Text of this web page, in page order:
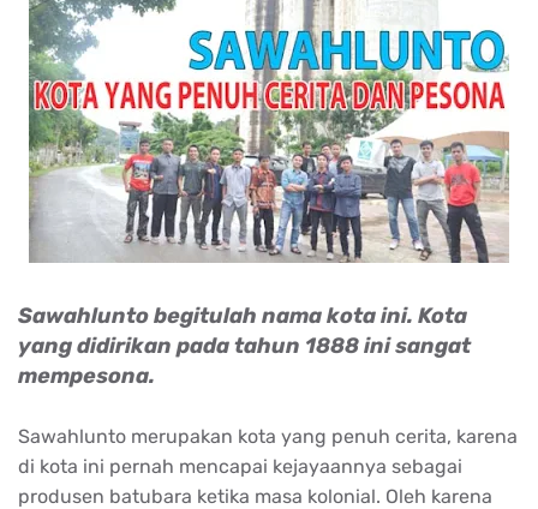
Sawahlunto begitulah nama kota ini. Kota
yang didirikan pada tahun 1888 ini sangat
mempesona.
Sawahlunto merupakan kota yang penuh cerita, karena
di kota ini pernah mencapai kejayaannya sebagai
produsen batubara ketika masa kolonial. Oleh karena